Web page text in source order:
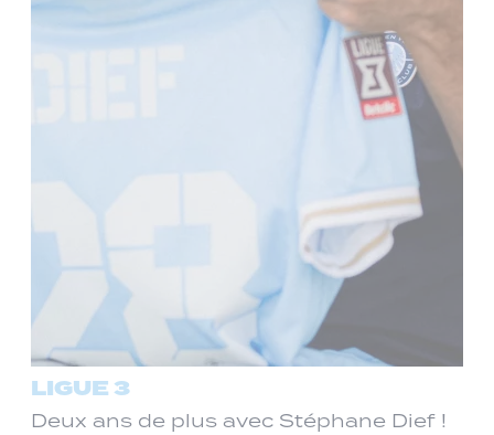
LIGUE 3
Deux ans de plus avec Stéphane Dief !